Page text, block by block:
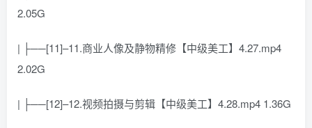
2.05G
| ├──[11]–11.商业人像及静物精修【中级美工】4.27.mp4
2.02G
| ├──[12]–12.视频拍摄与剪辑【中级美工】4.28.mp4 1.36G